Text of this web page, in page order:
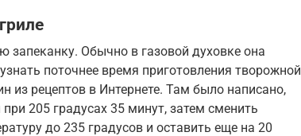
запеканку. Обычно в газовой духовке она
поточнее время приготовления творожной
из рецептов в Интернете. Там было написано,
205 градусах 35 минут, затем сменить
до 235 градусов и оставить еще на 20